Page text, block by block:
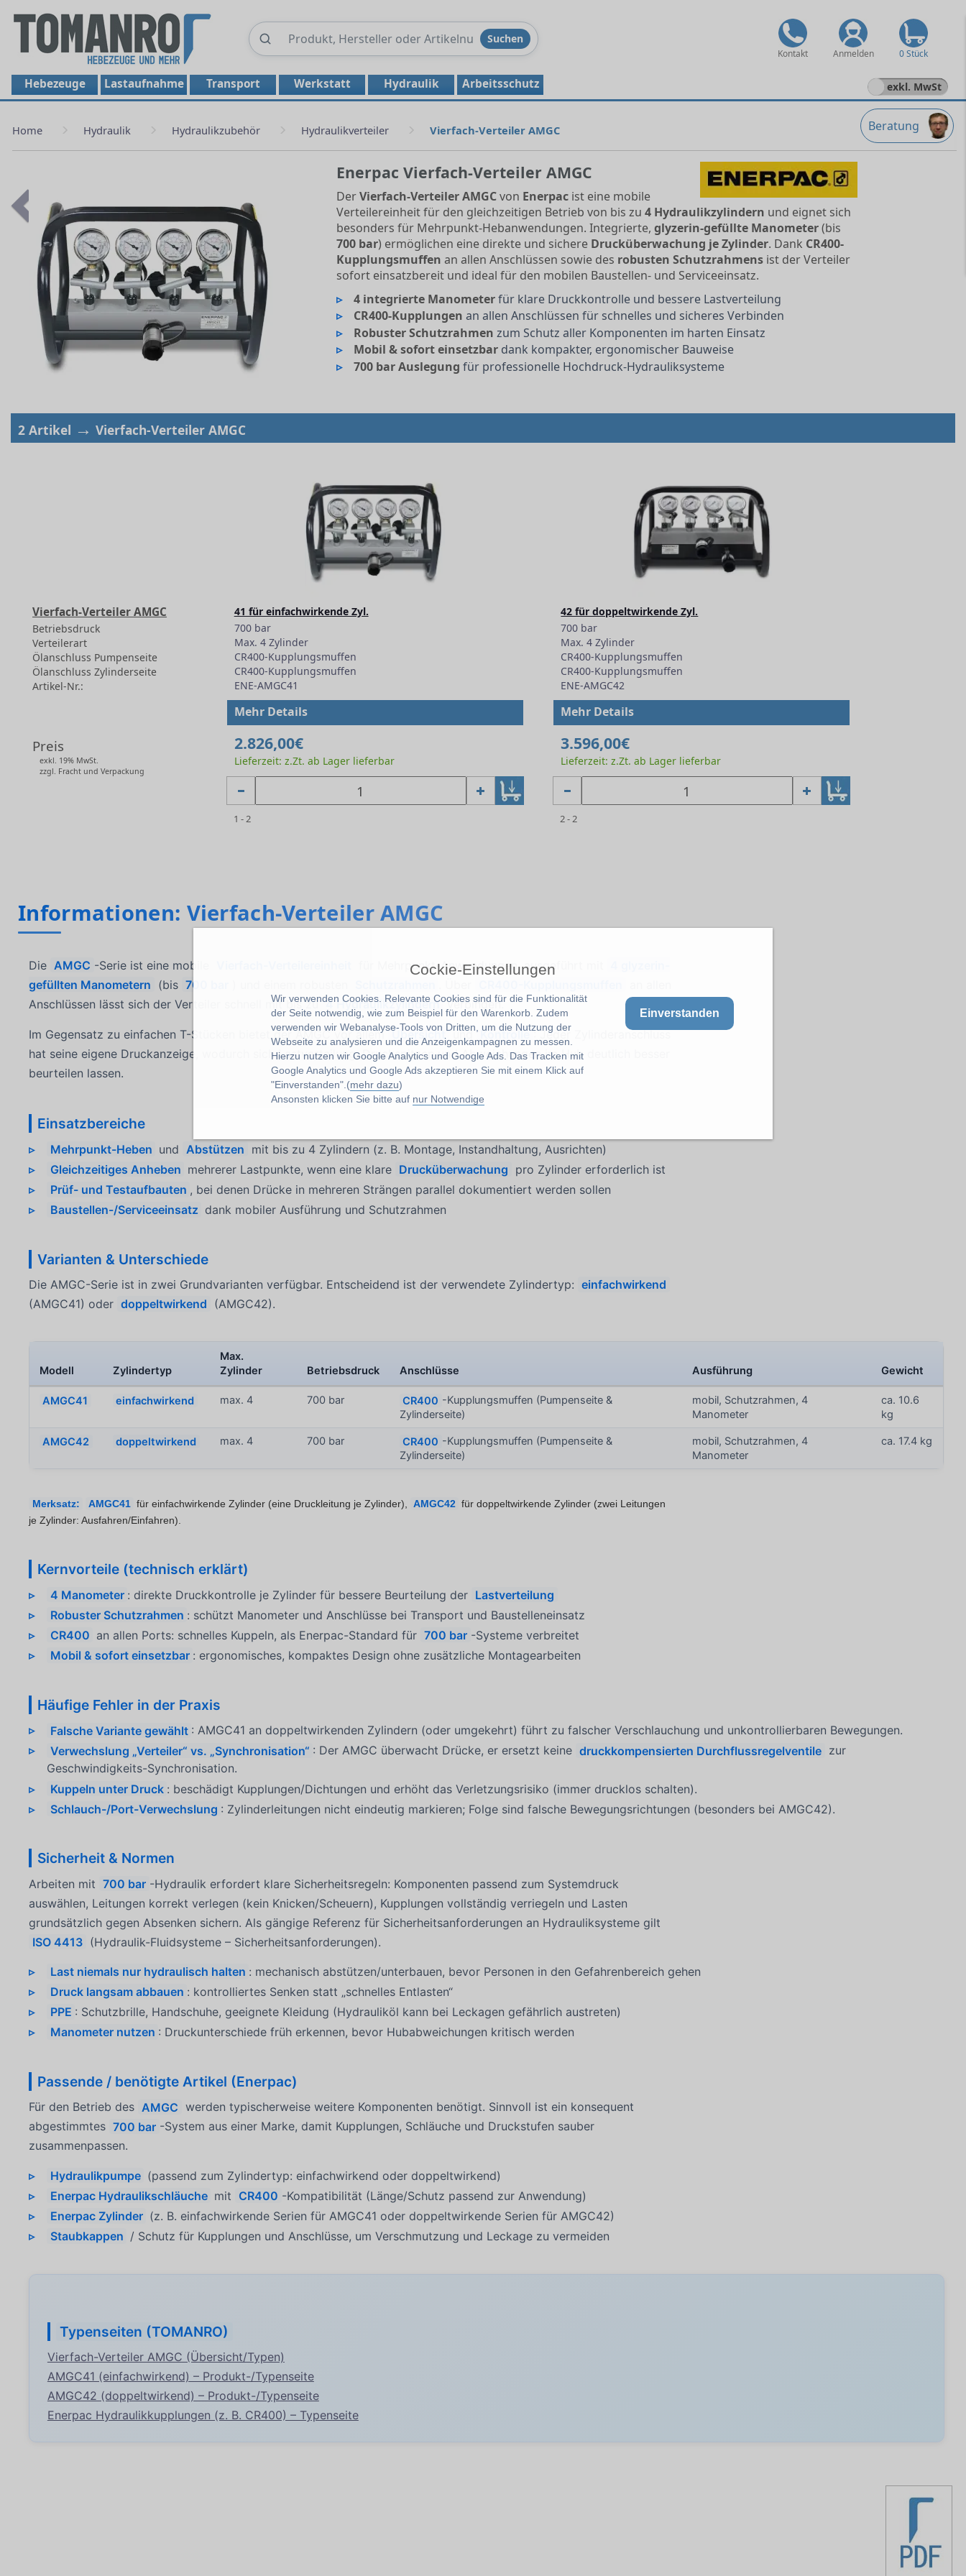
Cockie-Einstellungen
Wir verwenden Cookies. Relevante Cookies sind für die Funktionalität
der Seite notwendig, wie zum Beispiel für den Warenkorb. Zudem
verwenden wir Webanalyse-Tools von Dritten, um die Nutzung der
Webseite zu analysieren und die Anzeigenkampagnen zu messen.
Hierzu nutzen wir Google Analytics und Google Ads. Das Tracken mit
Google Analytics und Google Ads akzeptieren Sie mit einem Klick auf
"Einverstanden".(mehr dazu)
Ansonsten klicken Sie bitte auf nur Notwendige
Einverstanden
Produkte
Suchen
Kontakt Anmelden 0 Stück
Hebezeuge Lastaufnahme Transport Werkstatt Hydraulik Arbeitsschutz exkl. MwSt
Beratung
Home Hydraulik Hydraulikzubehör Hydraulikverteiler Vierfach-Verteiler AMGC
Previous
Enerpac Vierfach-Verteiler AMGC
DerVierfach-Verteiler AMGCvon Enerpacist eine mobile
Verteilereinheit für den gleichzeitigen Betrieb von bis zu 4 Hydraulikzylindern und eignet sich
besonders für Mehrpunkt-Hebanwendungen. Integrierte, glyzerin-gefüllte Manometer(bis
700 bar) ermöglichen eine direkte und sichere Drucküberwachung je Zylinder. Dank CR400-
Kupplungsmuffen an allen Anschlüssen sowie des robusten Schutzrahmensist der Verteiler
sofort einsatzbereit und ideal für den mobilen Baustellen- und Serviceeinsatz.
4 integrierte Manometerfür klare Druckkontrolle und bessere Lastverteilung
CR400-Kupplungen an allen Anschlüssen für schnelles und sicheres Verbinden
Robuster Schutzrahmen zum Schutz aller Komponenten im harten Einsatz
Mobil & sofort einsetzbar dank kompakter, ergonomischer Bauweise
700 bar Auslegung für professionelle Hochdruck-Hydrauliksysteme
2 Artikel → Vierfach-Verteiler AMGC
Vierfach-Verteiler AMGC
Betriebsdruck
Verteilerart
Ölanschluss Pumpenseite
Ölanschluss Zylinderseite
Artikel-Nr.:
Preis
exkl. 19% MwSt.
zzgl. Fracht und Verpackung
41 für einfachwirkende Zyl.
700 bar
Max. 4 Zylinder
CR400-Kupplungsmuffen
CR400-Kupplungsmuffen
ENE-AMGC41
Mehr Details
2.826,00€
Lieferzeit: z.Zt. ab Lager lieferbar
1 - 2
42 für doppeltwirkende Zyl.
700 bar
Max. 4 Zylinder
CR400-Kupplungsmuffen
CR400-Kupplungsmuffen
ENE-AMGC42
Mehr Details
3.596,00€
Lieferzeit: z.Zt. ab Lager lieferbar
2 - 2
Informationen: Vierfach-Verteiler AMGC
Die AMGC -Serie ist eine mobile für Mehrpunkt-Anwendungen, ausgeführt mit
gefüllten Manometern (bis 700 bar
Anschlüssen lässt sich der Verteiler schnell mit bis zu 4 Hydraulikzylindern verbinden.
Im Gegensatz zu einfachen T-Stücken bietet der AMGC vor allem Übersicht und Kontrolle : Jeder Zylinderanschluss
hat seine eigene Druckanzeige, wodurch sich Lastverteilung, Druckspitzen und Abweichungen im Hub deutlich besser
beurteilen lassen.
Einsatzbereiche
Mehrpunkt-Heben und Abstützen mit bis zu 4 Zylindern (z. B. Montage, Instandhaltung, Ausrichten)
Gleichzeitiges Anheben mehrerer Lastpunkte, wenn eine klare Drucküberwachung pro Zylinder erforderlich ist
Prüf- und Testaufbauten , bei denen Drücke in mehreren Strängen parallel dokumentiert werden sollen
Baustellen-/Serviceeinsatz dank mobiler Ausführung und Schutzrahmen
Varianten & Unterschiede
Die AMGC-Serie ist in zwei Grundvarianten verfügbar. Entscheidend ist der verwendete Zylindertyp: einfachwirkend
(AMGC41) oder doppeltwirkend (AMGC42).
Modell Zylindertyp
Max.
Zylinder
Betriebsdruck Anschlüsse Ausführung Gewicht
AMGC41 einfachwirkend max. 4 700 bar CR400 -Kupplungsmuffen (Pumpenseite &
Zylinderseite)
mobil, Schutzrahmen, 4
Manometer
ca. 10.6
kg
AMGC42 doppeltwirkend max. 4 700 bar CR400 -Kupplungsmuffen (Pumpenseite &
Zylinderseite)
mobil, Schutzrahmen, 4
Manometer
ca. 17.4 kg
Merksatz: AMGC41 für einfachwirkende Zylinder (eine Druckleitung je Zylinder), AMGC42 für doppeltwirkende Zylinder (zwei Leitungen
je Zylinder: Ausfahren/Einfahren).
Kernvorteile (technisch erklärt)
4 Manometer : direkte Druckkontrolle je Zylinder für bessere Beurteilung der Lastverteilung
Robuster Schutzrahmen : schützt Manometer und Anschlüsse bei Transport und Baustelleneinsatz
CR400 an allen Ports: schnelles Kuppeln, als Enerpac-Standard für 700 bar -Systeme verbreitet
Mobil & sofort einsetzbar : ergonomisches, kompaktes Design ohne zusätzliche Montagearbeiten
Häufige Fehler in der Praxis
Falsche Variante gewählt : AMGC41 an doppeltwirkenden Zylindern (oder umgekehrt) führt zu falscher Verschlauchung und unkontrollierbaren Bewegungen.
Verwechslung „Verteiler“ vs. „Synchronisation“ : Der AMGC überwacht Drücke, er ersetzt keine druckkompensierten Durchflussregelventile zur
Geschwindigkeits-Synchronisation.
Kuppeln unter Druck : beschädigt Kupplungen/Dichtungen und erhöht das Verletzungsrisiko (immer drucklos schalten).
Schlauch-/Port-Verwechslung : Zylinderleitungen nicht eindeutig markieren; Folge sind falsche Bewegungsrichtungen (besonders bei AMGC42).
Sicherheit & Normen
Arbeiten mit 700 bar -Hydraulik erfordert klare Sicherheitsregeln: Komponenten passend zum Systemdruck
auswählen, Leitungen korrekt verlegen (kein Knicken/Scheuern), Kupplungen vollständig verriegeln und Lasten
grundsätzlich gegen Absenken sichern. Als gängige Referenz für Sicherheitsanforderungen an Hydrauliksysteme gilt
ISO 4413 (Hydraulik-Fluidsysteme – Sicherheitsanforderungen).
Last niemals nur hydraulisch halten : mechanisch abstützen/unterbauen, bevor Personen in den Gefahrenbereich gehen
Druck langsam abbauen : kontrolliertes Senken statt „schnelles Entlasten“
PPE : Schutzbrille, Handschuhe, geeignete Kleidung (Hydrauliköl kann bei Leckagen gefährlich austreten)
Manometer nutzen : Druckunterschiede früh erkennen, bevor Hubabweichungen kritisch werden
Passende / benötigte Artikel (Enerpac)
Für den Betrieb des AMGC werden typischerweise weitere Komponenten benötigt. Sinnvoll ist ein konsequent
abgestimmtes 700 bar -System aus einer Marke, damit Kupplungen, Schläuche und Druckstufen sauber
zusammenpassen.
Hydraulikpumpe (passend zum Zylindertyp: einfachwirkend oder doppeltwirkend)
Enerpac Hydraulikschläuche mit CR400 -Kompatibilität (Länge/Schutz passend zur Anwendung)
Enerpac Zylinder (z. B. einfachwirkende Serien für AMGC41 oder doppeltwirkende Serien für AMGC42)
Staubkappen / Schutz für Kupplungen und Anschlüsse, um Verschmutzung und Leckage zu vermeiden
Typenseiten (TOMANRO)
Vierfach-Verteiler AMGC (Übersicht/Typen)
AMGC41 (einfachwirkend) – Produkt-/Typenseite
AMGC42 (doppeltwirkend) – Produkt-/Typenseite
Enerpac Hydraulikkupplungen (z. B. CR400) – Typenseite